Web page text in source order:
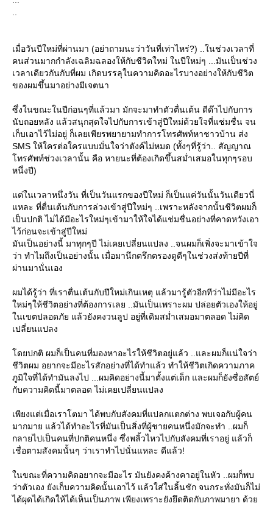
เมื่อวันปีใหม่ที่ผ่านมา (อย่าถามนะว่าวันที่เท่าไหร่?) ..ในช่วงเวลาที่
คนส่วนมากกำลังเฉลิมฉลองให้กับชีวิตใหม่ ในปีใหม่ๆ ...มันเป็นช่วง
เวลาเดียวกันกับที่ผม เกิดบรรลุในความคิดอะไรบางอย่างให้กับชีวิต
ของผมขึ้นมาอย่างมีเจตนา
ซึ่งในขณะในปีก่อนๆที่แล้วมา มักจะมาทำตัวตื่นเต้น ดีด๊าไปกับการ
นับถอยหลัง แล้วสนุกสุดใจไปกับการเข้าสู่ปีใหม่ด้วยใจที่แช่มชื่น จน
เก็บเอาไว้ไม่อยู่ ก็เลยเพียรพยายามทำการโทรศัพท์หาชาวบ้าน ส่ง
SMS ให้ใครต่อใครแบบมั่นใจว่าตังค์ไม่หมด (ทั้งๆที่รู้ว่า.. สัญญาณ
ทรศัพท์ช่วงเวลานั้น คือ หายนะที่ต้องเกิดขึ้นสม่ำเสมอในทุกๆรอบ
หนึ่งปี)
ต่ในเวลาหนึ่งวัน ที่เป็นวันแรกของปีใหม่ ก็เป็นแค่วันนั้นวันเดียวนี่
หละ ที่ตื่นเต้นกับการล่วงเข้าสู่ปีใหม่ๆ ..เพราะหลังจากนั้นชีวิตผมก็
เป็นปกติ ไม่ได้มีอะไรใหม่ๆเข้ามาให้ใจได้แช่มชื่นอย่างที่คาดหวังเอา
ไว้ก่อนจะเข้าสู่ปีใหม่
มันเป็นอย่างนี้ มาทุกๆปี ไม่เคยเปลี่ยนแปลง ..จนผมก็เพิ่งจะมาเข้าใจ
ว่า ทำไมถึงเป็นอย่างนั้น เมื่อมานึกตรึกตรองดูดีๆในช่วงส่งท้ายปีที่
ผ่านมานั่นเอง
ผมได้รู้ว่า ที่เราตื่นเต้นกับปีใหม่เกินเหตุ แล้วมารู้ตัวอีกทีว่าไม่มีอะไร
หม่ๆให้ชีวิตอย่างที่ต้องการเลย ..มันเป็นเพราะผม ปล่อยตัวเองให้อยู่
นเขตปลอดภัย แล้วยังคงวนลูป อยู่ที่เดิมสม่ำเสมอมาตลอด ไม่คิด
เปลี่ยนแปลง
ดยปกติ ผมก็เป็นคนที่มองหาอะไรให้ชีวิตอยู่แล้ว ..และผมก็แน่ใจว่า
ชีวิตผม อยากจะมีอะไรสักอย่างที่ได้ทำแล้ว ทำให้ชีวิตเกิดความภาค
ภูมิใจที่ได้ทำมันลงไป ...ผมคิดอย่างนี้มาตั้งแต่เด็ก และผมก็ยังซื่อสัตย์
กับความคิดนี้มาตลอด ไม่เคยเปลี่ยนแปลง
เพียงแต่เมื่อเราโตมา ได้พบกับสังคมที่แปลกแตกต่าง พบเจอกับผู้คน
มากมาย แล้วได้ทำอะไรที่มันเป็นสิ่งที่ผู้ชายคนหนึ่งมักจะทำ ..ผมก็
กลายไปเป็นคนที่ปกติคนหนึ่ง ซึ่งพลิ้วไหวไปกับสังคมที่เราอยู่ แล้วก็
เชื่อตามสังคมนั้นๆ ว่าเราทำไปนั่นแหละ ดีแล้ว!
นขณะที่ความคิดอยากจะมีอะไร มันยังคงค้างคาอยู่ในหัว ..ผมก็พบ
ว่าตัวเอง ยังเก็บความคิดนั้นเอาไว้ แล้วใส่ในลิ้นชัก จนกระทั่งมันก็ไม่
ได้ผุดได้เกิดให้ได้เห็นเป็นภาพ เพียงเพราะยังยึดติดกับภาพมายา ด้ว